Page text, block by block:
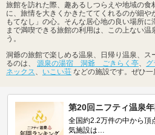
旅館を訪れた際、趣あるしつらえや地域の食
に、旅情を大きくかきたててくれるのが細
もてなし」の心。そんな居心地の良い場所に
まで満喫できる旅館の利用は、この上ない温
う。
洞爺の旅館で楽しめる温泉、日帰り温泉、ス
るのは、 源泉の湯宿 洞爺 ごきらく亭、
ネックス、 いこい荘 などの施設です。ぜひ一
第20回ニフティ温泉
全国約2.2万件の中から頂
気施設は…